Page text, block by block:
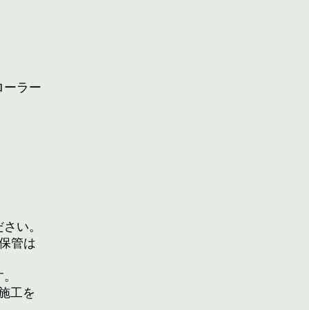
ーラー
い。
管は
工を